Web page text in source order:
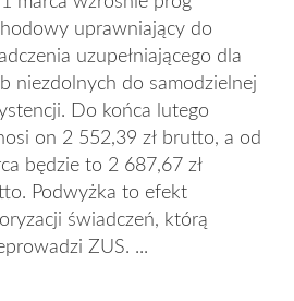
uprawniający do
uzupełniającego dla
niezdolnych do samodzielnej
Do końca lutego
on 2 552,39 zł brutto, a od
będzie to 2 687,67 zł
Podwyżka to efekt
świadczeń, którą
ZUS. ...